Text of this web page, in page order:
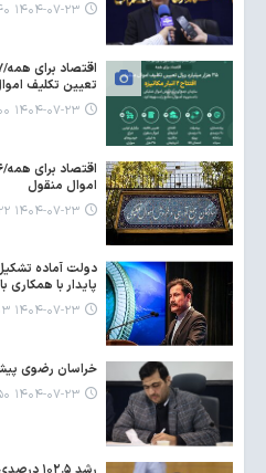
۱۴۰۴-۰۷-۲۳ ۱۵:۴۰
تعیین تکلیف
۱۴۰۴-۰۷-۲۳ ۱۵:۰۰
اموال منقول
۱۴۰۴-۰۷-۲۳ ۱۴:۲۲
دولت آماده
پایدار با
۱۴۰۴-۰۷-۲۳ ۱۴:۰۳
خراسان رضوی
۱۴۰۴-۰۷-۲۳ ۱۳:۵۰